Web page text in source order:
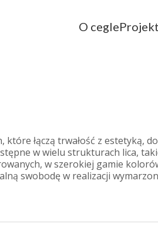
O cegle
które łączą trwałość z
w wielu strukturach lica,
w szerokiej gamie
swobodę w realizacji